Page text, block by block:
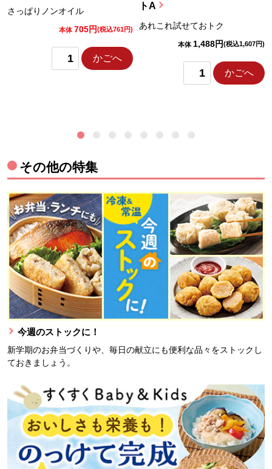
さっぱりノンオイル
本体 705円(税込761円)
かごへ
トA
あれこれ試せておトク
本体 1,488円(税込1,607円)
かごへ
その他の特集
今週のストックに！
新学期のお弁当づくりや、毎日の献立にも便利な品々をストックし
ておきましょう。